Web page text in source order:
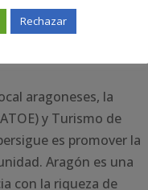
públicos que
Más información e
aragoneses, la
y Turismo de
es promover la
Aragón es una
con la riqueza de
Rechazar